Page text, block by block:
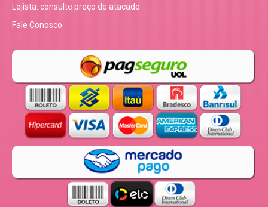
Lojista: consulte preço de atacado
Fale Conosco